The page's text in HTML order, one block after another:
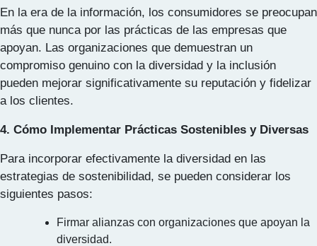
En la era de la información, los consumidores se preocupan
más que nunca por las prácticas de las empresas que
apoyan. Las organizaciones que demuestran un
compromiso genuino con la diversidad y la inclusión
pueden mejorar significativamente su reputación y fidelizar
a los clientes.
4. Cómo Implementar Prácticas Sostenibles y Diversas
Para incorporar efectivamente la diversidad en las
estrategias de sostenibilidad, se pueden considerar los
siguientes pasos:
Firmar alianzas con organizaciones que apoyan la
diversidad.